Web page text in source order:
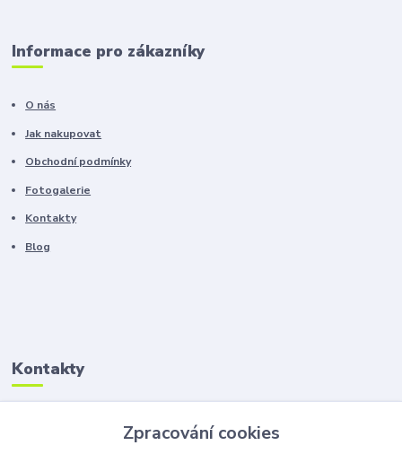
Informace pro zákazníky
O nás
Jak nakupovat
Obchodní podmínky
Fotogalerie
Kontakty
Blog
Kontakty
Zákaznická podpora
+420 603 100 966Zpracování cookies